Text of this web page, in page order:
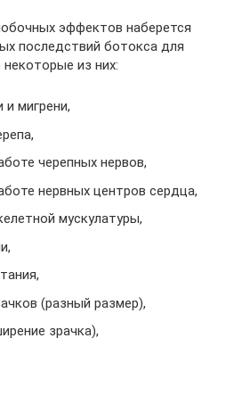
эффектов наберется
последствий ботокса для
из них:
и мигрени,
черепных нервов,
нервных центров сердца,
мускулатуры,
(разный размер),
зрачка),